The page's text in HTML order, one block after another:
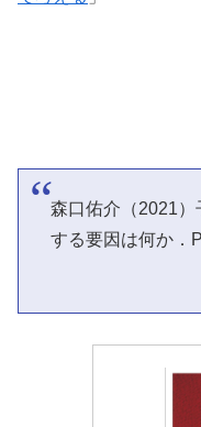
森口佑介（2021
する要因は何か．